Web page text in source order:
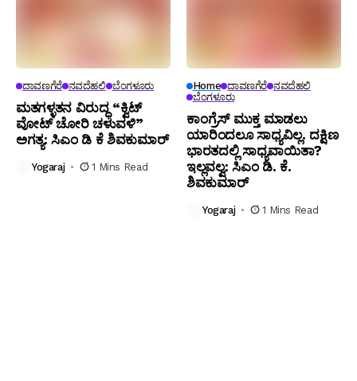
ದಾವಣಗೆರೆ ನವದೆಹಲಿ ಬೆಂಗಳೂರು
ಮತಗಳ್ಳತನ ವಿರುದ್ಧ “ಕ್ವಿಟ್
ವೋಟ್ ಚೋರಿ ಚಳುವಳಿ”
ಅಗತ್ಯ: ಸಿಎಂ ಡಿ ಕೆ ಶಿವಕುಮಾರ್
Yogaraj 1 Mins Read
Home ದಾವಣಗೆರೆ ನವದೆಹಲಿ
ಬೆಂಗಳೂರು
ಕಾಂಗ್ರೆಸ್ ಮುಕ್ತ ಮಾಡಲು
ಯಾರಿಂದಲೂ ಸಾಧ್ಯವಿಲ್ಲ. ದಕ್ಷಿಣ
ಭಾರತದಲ್ಲಿ ಸಾಧ್ಯವಾಯಿತಾ?
ಇಲ್ಲವಲ್ವ: ಸಿಎಂ ಡಿ. ಕೆ.
ಶಿವಕುಮಾರ್
Yogaraj 1 Mins Read